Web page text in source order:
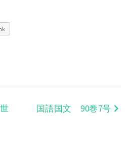
国語国文 90巻7号